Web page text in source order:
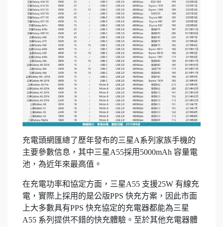
充電頭網匯總了歷年發布的三星A系列家族手機的
主要參數信息，其中三星A55採用5000mAh 容量電
池，為近年來最高值。
在充電功率和協定方面，三星A55 支援25W 有線充
電，實際上採用的是公版PPS 快充方案，因此市面
上大多數具有PPS 快充協定的充電器都能為三星
A55 系列提供不錯的快充體驗。至於其他充電器體